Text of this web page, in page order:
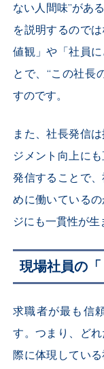
ない人間味”があ
を説明するので
値観」や「社員
とで、“この社長
すのです。
また、社長発信
ジメント向上に
発信することで
めに働いている
ジにも一貫性が生
現場社員の
求職者が最も信
す。つまり、ど
際に体現してい